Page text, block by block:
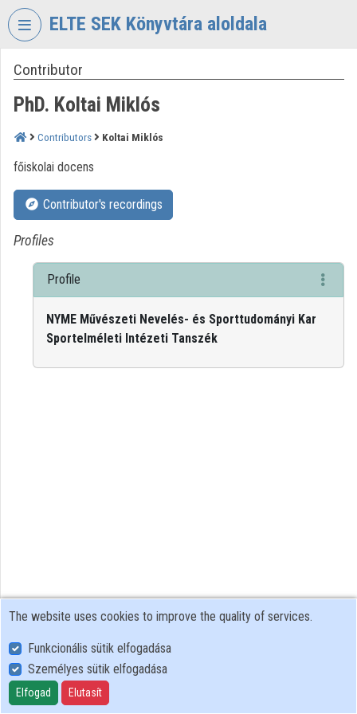
Skip header
ELTE SEK Könyvtára aloldala
VIDEO
ELTE
EKL
KÖNYVTÁR
ÉS
LEVÉLTÁR
Organization home
Log In
Categories
Organization playlists
Contributor
PhD. Koltai Miklós
Contributors Koltai Miklós
főiskolai docens
Contributor's recordings
Profiles
Profile
NYME Művészeti Nevelés- és Sporttudományi Kar
Sportelméleti Intézeti Tanszék
User Policy
Adatkezelési tájékoztató (en)
Cookie Policy
The website uses cookies to improve the quality of services.
Funkcionális sütik elfogadása
Személyes sütik elfogadása
Elfogad Elutasít